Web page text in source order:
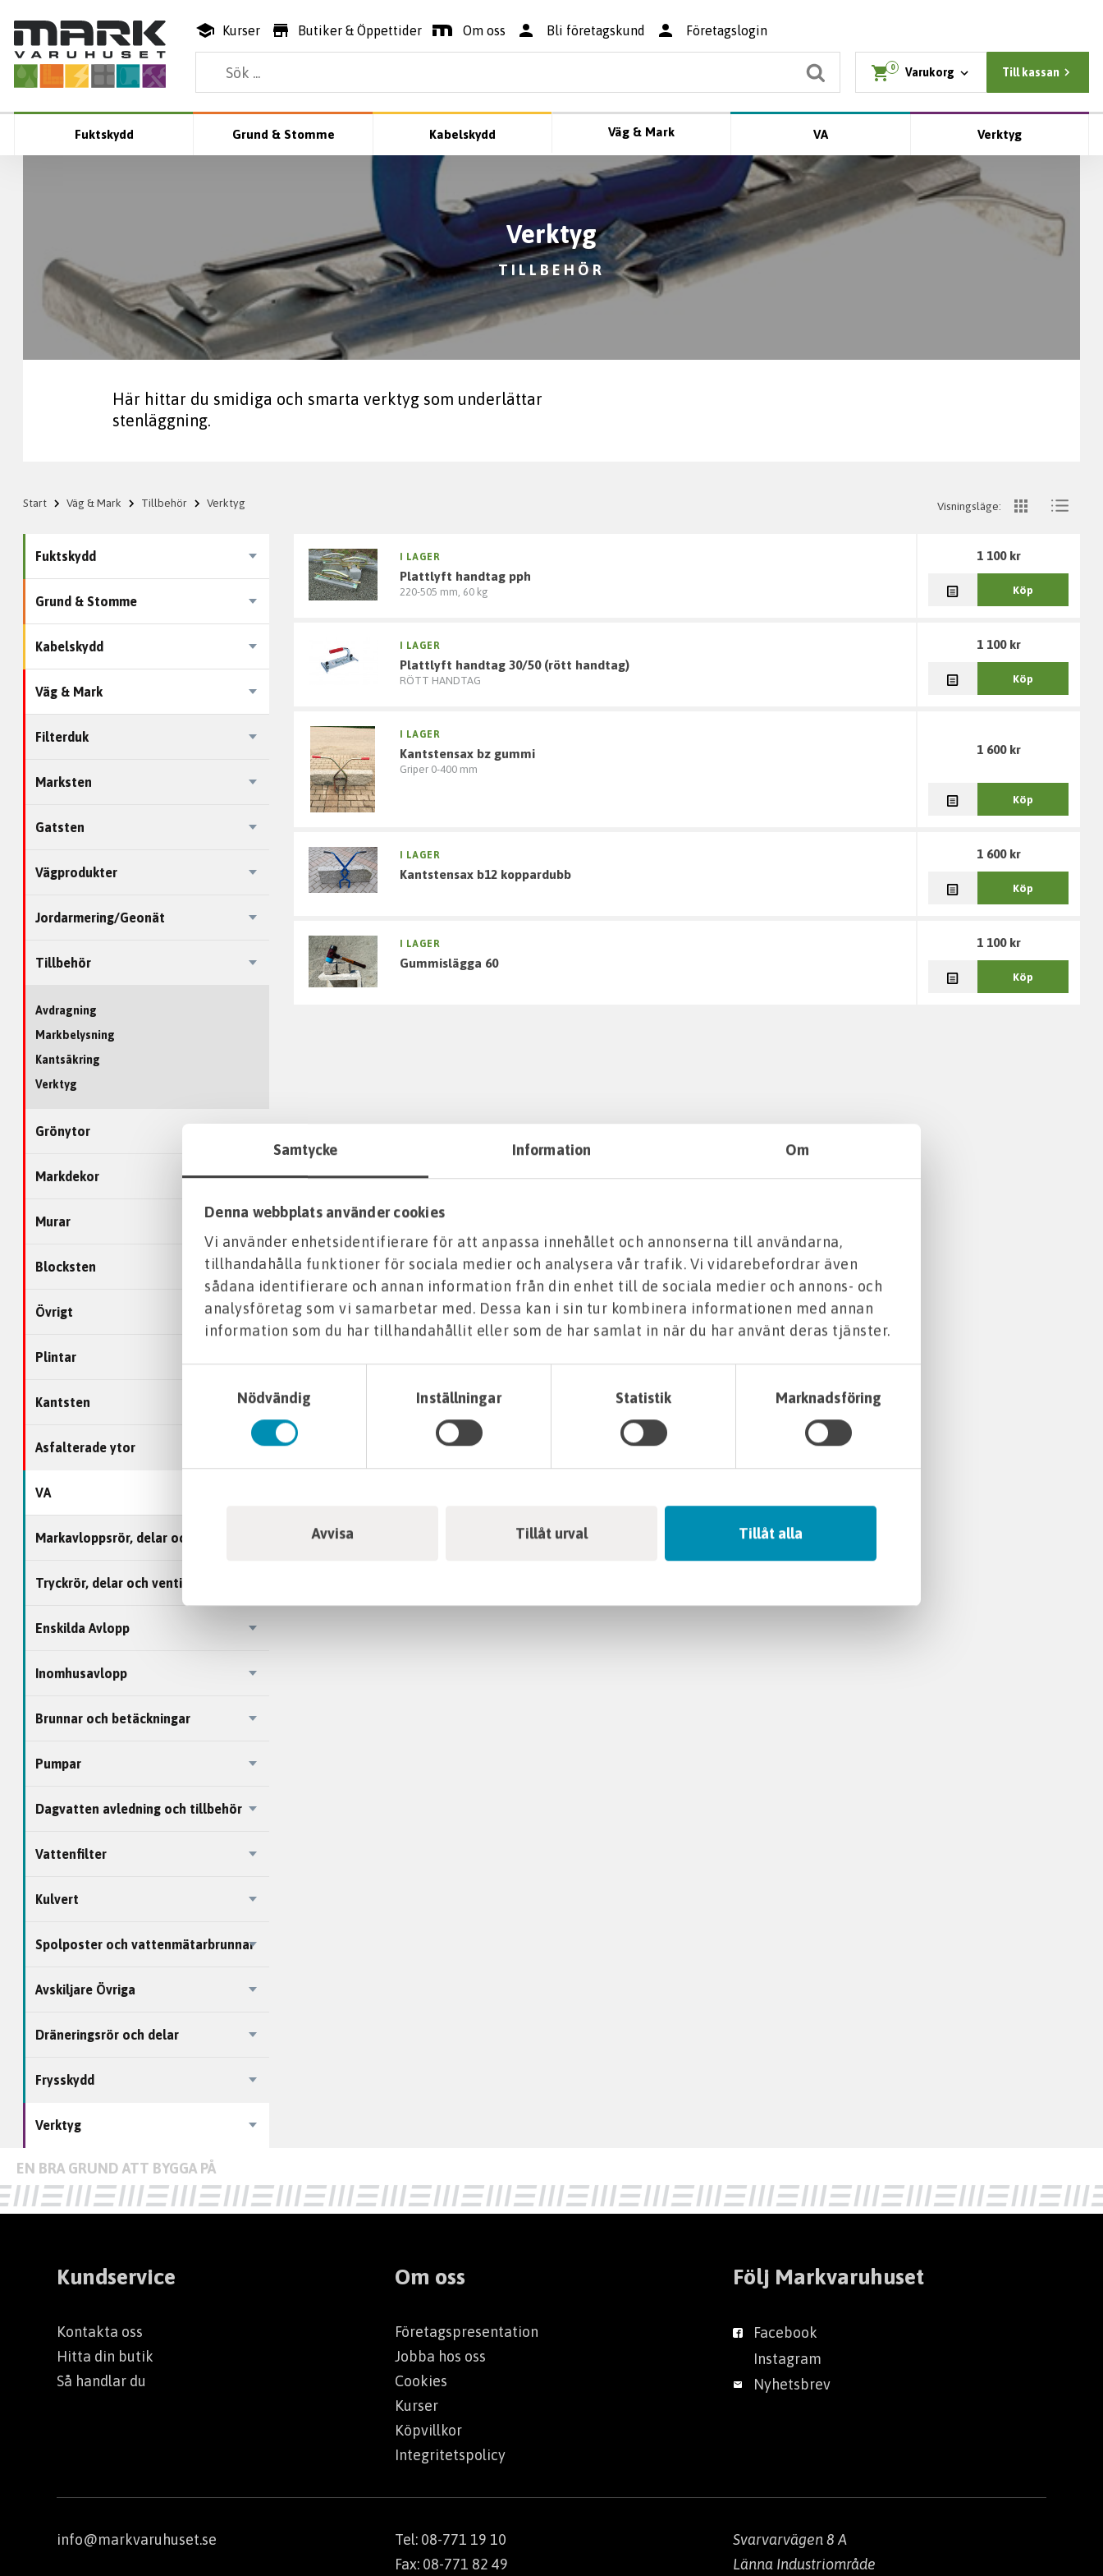
Samtycke Information Om
Denna webbplats använder cookies
Vi använder enhetsidentifierare för att anpassa innehållet och annonserna till användarna,
tillhandahålla funktioner för sociala medier och analysera vår trafik. Vi vidarebefordrar även
sådana identifierare och annan information från din enhet till de sociala medier och annons- och
analysföretag som vi samarbetar med. Dessa kan i sin tur kombinera informationen med annan
information som du har tillhandahållit eller som de har samlat in när du har använt deras tjänster.
Nödvändig
Inställningar Statistik Marknadsföring
Avvisa Tillåt urval Tillåt alla
Kurser Butiker & Öppettider Om oss Bli företagskund Företagslogin
0 Varukorg Till kassan
Fuktskydd Grund & Stomme Kabelskydd Väg & Mark VA Verktyg
Verktyg
TILLBEHÖR
Här hittar du smidiga och smarta verktyg som underlättar
stenläggning.
Start Väg & Mark Tillbehör Verktyg Visningsläge:
Fuktskydd
Grund & Stomme
Kabelskydd
Väg & Mark
Filterduk
Marksten
Gatsten
Vägprodukter
Jordarmering/Geonät
Tillbehör
Avdragning
Markbelysning
Kantsäkring
Verktyg
Grönytor
Markdekor
Murar
Blocksten
Övrigt
Plintar
Kantsten
Asfalterade ytor
VA
Markavloppsrör, delar och tillbehör
Tryckrör, delar och ventiler
Enskilda Avlopp
Inomhusavlopp
Brunnar och betäckningar
Pumpar
Dagvatten avledning och tillbehör
Vattenfilter
Kulvert
Spolposter och vattenmätarbrunnar
Avskiljare Övriga
Dräneringsrör och delar
Frysskydd
Verktyg
I LAGER
plattlyft handtag pph
220-505 mm, 60 kg
1 100 kr
Köp
I LAGER
plattlyft handtag 30/50 (rött handtag)
RÖTT HANDTAG
1 100 kr
Köp
I LAGER
kantstensax bz gummi
Griper 0-400 mm
1 600 kr
Köp
I LAGER
kantstensax b12 koppardubb
1 600 kr
Köp
I LAGER
gummislägga 60
1 100 kr
Köp
Kundservice
Kontakta oss
Hitta din butik
Så handlar du
Om oss
Företagspresentation
Jobba hos oss
Cookies
Kurser
Köpvillkor
Integritetspolicy
Följ Markvaruhuset
Facebook
Instagram
Nyhetsbrev
info@markvaruhuset.se
Tel: 08-771 19 10
Fax: 08-771 82 49
Svarvarvägen 8 A
Länna Industriområde